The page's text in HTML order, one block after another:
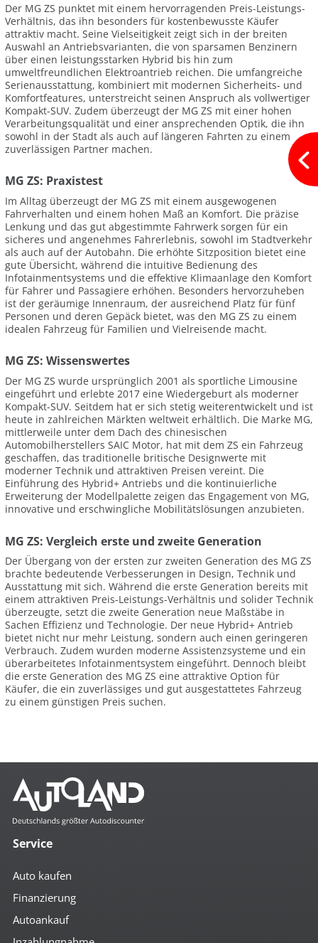
Der MG ZS punktet mit einem hervorragenden Preis-Leistungs-
Verhältnis, das ihn besonders für kostenbewusste Käufer
attraktiv macht. Seine Vielseitigkeit zeigt sich in der breiten
Auswahl an Antriebsvarianten, die von sparsamen Benzinern
über einen leistungsstarken Hybrid bis hin zum
umweltfreundlichen Elektroantrieb reichen. Die umfangreiche
Serienausstattung, kombiniert mit modernen Sicherheits- und
Komfortfeatures, unterstreicht seinen Anspruch als vollwertiger
Kompakt-SUV. Zudem überzeugt der MG ZS mit einer hohen
Verarbeitungsqualität und einer ansprechenden Optik, die ihn
sowohl in der Stadt als auch auf längeren Fahrten zu einem
zuverlässigen Partner machen.
MG ZS: Praxistest
Im Alltag überzeugt der MG ZS mit einem ausgewogenen
Fahrverhalten und einem hohen Maß an Komfort. Die präzise
Lenkung und das gut abgestimmte Fahrwerk sorgen für ein
sicheres und angenehmes Fahrerlebnis, sowohl im Stadtverkehr
als auch auf der Autobahn. Die erhöhte Sitzposition bietet eine
gute Übersicht, während die intuitive Bedienung des
Infotainmentsystems und die effektive Klimaanlage den Komfort
für Fahrer und Passagiere erhöhen. Besonders hervorzuheben
ist der geräumige Innenraum, der ausreichend Platz für fünf
Personen und deren Gepäck bietet, was den MG ZS zu einem
idealen Fahrzeug für Familien und Vielreisende macht.
MG ZS: Wissenswertes
Der MG ZS wurde ursprünglich 2001 als sportliche Limousine
eingeführt und erlebte 2017 eine Wiedergeburt als moderner
Kompakt-SUV. Seitdem hat er sich stetig weiterentwickelt und ist
heute in zahlreichen Märkten weltweit erhältlich. Die Marke MG,
mittlerweile unter dem Dach des chinesischen
Automobilherstellers SAIC Motor, hat mit dem ZS ein Fahrzeug
geschaffen, das traditionelle britische Designwerte mit
moderner Technik und attraktiven Preisen vereint. Die
Einführung des Hybrid+ Antriebs und die kontinuierliche
Erweiterung der Modellpalette zeigen das Engagement von MG,
innovative und erschwingliche Mobilitätslösungen anzubieten.
MG ZS: Vergleich erste und zweite Generation
Der Übergang von der ersten zur zweiten Generation des MG ZS
brachte bedeutende Verbesserungen in Design, Technik und
Ausstattung mit sich. Während die erste Generation bereits mit
einem attraktiven Preis-Leistungs-Verhältnis und solider Technik
überzeugte, setzt die zweite Generation neue Maßstäbe in
Sachen Effizienz und Technologie. Der neue Hybrid+ Antrieb
bietet nicht nur mehr Leistung, sondern auch einen geringeren
Verbrauch. Zudem wurden moderne Assistenzsysteme und ein
überarbeitetes Infotainmentsystem eingeführt. Dennoch bleibt
die erste Generation des MG ZS eine attraktive Option für
Käufer, die ein zuverlässiges und gut ausgestattetes Fahrzeug
zu einem günstigen Preis suchen.
Service
Auto kaufen
Finanzierung
Autoankauf